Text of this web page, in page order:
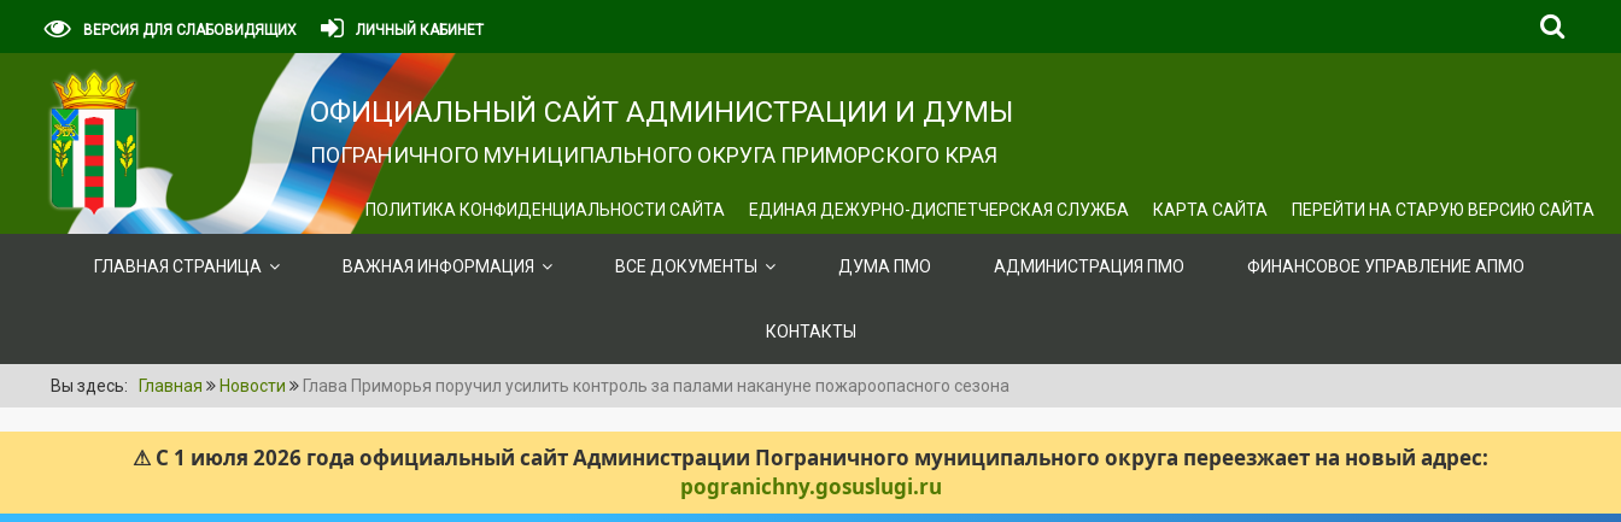
ВЕРСИЯ ДЛЯ СЛАБОВИДЯЩИХ ЛИЧНЫЙ КАБИНЕТ
ОФИЦИАЛЬНЫЙ САЙТ АДМИНИСТРАЦИИ И ДУМЫ
ПОГРАНИЧНОГО МУНИЦИПАЛЬНОГО ОКРУГА ПРИМОРСКОГО КРАЯ
ПОЛИТИКА КОНФИДЕНЦИАЛЬНОСТИ САЙТА ЕДИНАЯ ДЕЖУРНО-ДИСПЕТЧЕРСКАЯ СЛУЖБА КАРТА САЙТА ПЕРЕЙТИ НА СТАРУЮ ВЕРСИЮ САЙТА
ГЛАВНАЯ СТРАНИЦА ВАЖНАЯ ИНФОРМАЦИЯ ВСЕ ДОКУМЕНТЫ ДУМА ПМО АДМИНИСТРАЦИЯ ПМО ФИНАНСОВОЕ УПРАВЛЕНИЕ АПМО
КОНТАКТЫ
Вы здесь: Главная Новости Глава Приморья поручил усилить контроль за палами накануне пожароопасного сезона
⚠ С 1 июля 2026 года официальный сайт Администрации Пограничного муниципального округа переезжает на новый адрес:
pogranichny.gosuslugi.ru